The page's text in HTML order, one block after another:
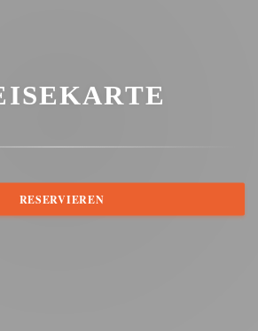
RESERVIEREN